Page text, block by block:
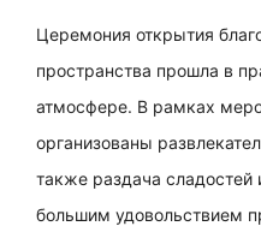
Церемония открытия
пространства прошла в
атмосфере. В рамках
организованы
также раздача
большим удовольствием